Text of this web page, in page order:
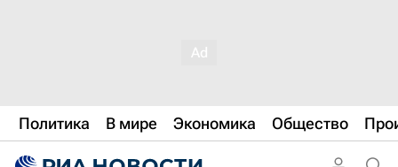
Политика В мире Экономика Общество